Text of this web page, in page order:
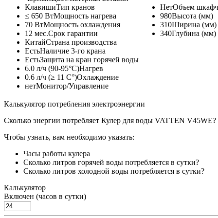
КлавишиТип кранов
≤ 650 ВтМощность нагрева
70 ВтМощность охлаждения
12 мес.Срок гарантии
КитайСтрана производства
ЕстьНаличие 3-го крана
ЕстьЗащита на кран горячей воды
6.0 л/ч (90-95°C)Нагрев
0.6 л/ч (≥ 11 C°)Охлаждение
нетМонитор/Управление
НетОбъем
980Высота (мм)
310Ширина (мм)
340Глубина (мм)
Калькулятор потребления электроэнергии
Сколько энергии потребляет Кулер для воды VATTEN V45WE?
Чтобы узнать, вам необходимо указать:
Часы работы кулера
Сколько литров горячей воды потребляется в сутки?
Сколько литров холодной воды потребляется в сутки?
Калькулятор
Включен (часов в сутки)